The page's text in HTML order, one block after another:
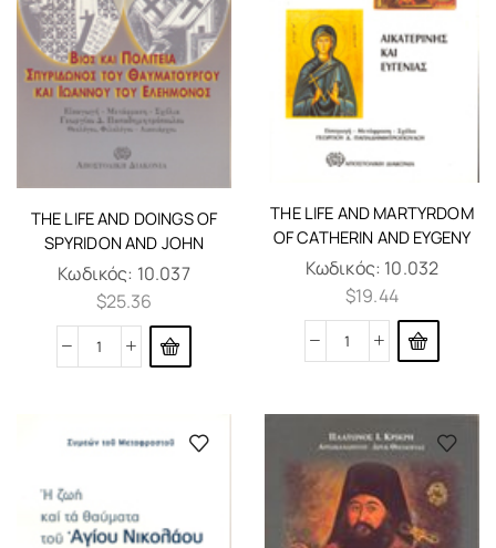
THE LIFE AND DOINGS OF
SPYRIDON AND JOHN
Κωδικός: 10.037
$25.36
THE LIFE AND MARTYRDOM
OF CATHERIN AND EYGENY
Κωδικός: 10.032
$19.44